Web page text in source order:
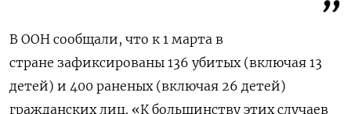
В ООН сообщали, что к 1 марта в
стране зафиксированы 136 убитых (включая 13
детей) и 400 раненых (включая 26 детей)
гражданских лиц. «К большинству этих случаев